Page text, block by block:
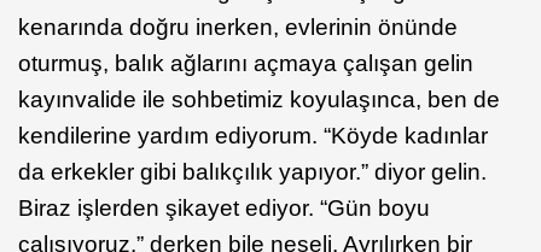
kenarında doğru inerken, evlerinin önünde
oturmuş, balık ağlarını açmaya çalışan gelin
kayınvalide ile sohbetimiz koyulaşınca, ben de
kendilerine yardım ediyorum. “Köyde kadınlar
da erkekler gibi balıkçılık yapıyor.” diyor gelin.
Biraz işlerden şikayet ediyor. “Gün boyu
çalışıyoruz.” derken bile neşeli. Ayrılırken bir